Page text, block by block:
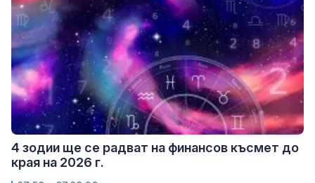
4 зодии ще се радват на финансов късмет до
края на 2026 г.